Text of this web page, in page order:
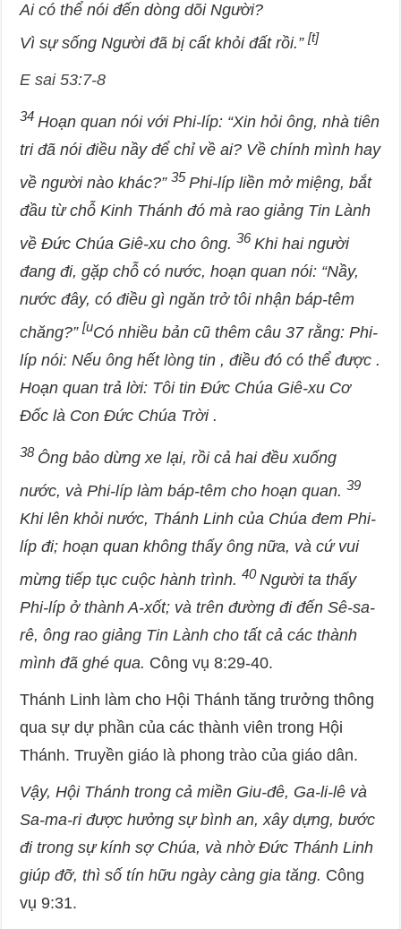
Ai có thể nói đến dòng dõi Người?
Vì sự sống Người đã bị cất khỏi đất rồi.”[t]
E sai 53:7-8
34 Hoạn quan nói với Phi-líp: “Xin hỏi ông, nhà tiên
tri đã nói điều nầy để chỉ về ai? Về chính mình hay
về người nào khác?”35Phi-líp liền mở miệng, bắt
đầu từ chỗ Kinh Thánh đó mà rao giảng Tin Lành
về Đức Chúa Giê-xu cho ông.36Khi hai người
đang đi, gặp chỗ có nước, hoạn quan nói: “Nầy,
nước đây, có điều gì ngăn trở tôi nhận báp-têm
chăng?”[uCó nhiều bản cũ thêm câu 37 rằng: Phi-
líp nói: Nếu ông hết lòng tin , điều đó có thể được .
Hoạn quan trả lời: Tôi tin Đức Chúa Giê-xu Cơ
Đốc là Con Đức Chúa Trời .
38 Ông bảo dừng xe lại, rồi cả hai đều xuống
nước, và Phi-líp làm báp-têm cho hoạn quan.39
Khi lên khỏi nước, Thánh Linh của Chúa đem Phi-
líp đi; hoạn quan không thấy ông nữa, và cứ vui
mừng tiếp tục cuộc hành trình.40Người ta thấy
Phi-líp ở thành A-xốt; và trên đường đi đến Sê-sa-
rê, ông rao giảng Tin Lành cho tất cả các thành
mình đã ghé qua. Công vụ 8:29-40.
Thánh Linh làm cho Hội Thánh tăng trưởng thông
qua sự dự phần của các thành viên trong Hội
Thánh. Truyền giáo là phong trào của giáo dân.
Vậy, Hội Thánh trong cả miền Giu-đê, Ga-li-lê và
Sa-ma-ri được hưởng sự bình an, xây dựng, bước
đi trong sự kính sợ Chúa, và nhờ Đức Thánh Linh
giúp đỡ, thì số tín hữu ngày càng gia tăng. Công
vụ 9:31.